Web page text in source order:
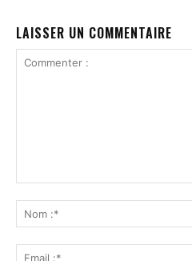
LAISSER UN COMMENTAIRE